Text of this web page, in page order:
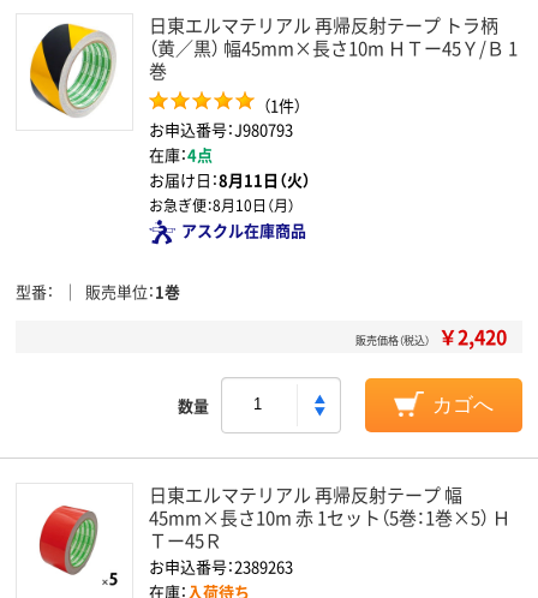
日東エルマテリアル 再帰反射テープ トラ柄
（黄／黒） 幅45mm×長さ10m ＨＴー45Ｙ/Ｂ 1
巻
（1件）
お申込番号：J980793
在庫：4点
お届け日：8月11日（火）
お急ぎ便：8月10日（月）
アスクル在庫商品
型番 販売単位 1巻
販売価格（税込） ￥2,420
数量 カゴへ
日東エルマテリアル 再帰反射テープ 幅
45mm×長さ10m 赤 1セット（5巻：1巻×5） Ｈ
Ｔー45Ｒ
お申込番号：2389263
在庫：入荷待ち